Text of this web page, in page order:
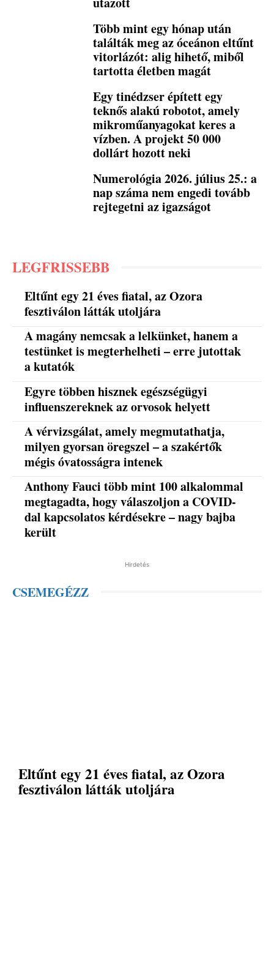
Több mint egy hónap után
találták meg az óceánon eltűnt
vitorlázót: alig hihető, miből
tartotta életben magát
Egy tinédzser épített egy
teknős alakú robotot, amely
mikroműanyagokat keres a
vízben. A projekt 50 000
dollárt hozott neki
Numerológia 2026. július 25.: a
nap száma nem engedi tovább
rejtegetni az igazságot
LEGFRISSEBB
Eltűnt egy 21 éves fiatal, az Ozora
fesztiválon látták utoljára
A magány nemcsak a lelkünket, hanem a
testünket is megterhelheti – erre jutottak
a kutatók
Egyre többen hisznek egészségügyi
influenszereknek az orvosok helyett
A vérvizsgálat, amely megmutathatja,
milyen gyorsan öregszel – a szakértők
mégis óvatosságra intenek
Anthony Fauci több mint 100 alkalommal
megtagadta, hogy válaszoljon a COVID-
dal kapcsolatos kérdésekre – nagy bajba
került
Hirdetés
CSEMEGÉZZ
Eltűnt egy 21 éves fiatal, az Ozora
fesztiválon látták utoljára